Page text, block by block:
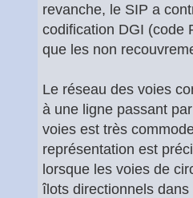
revanche, le SIP a
codification DGI (code
que les non
Le réseau des voies
à une ligne passant
voies est très
représentation est
lorsque les voies de
îlots directionnels